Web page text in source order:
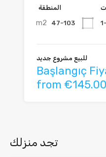
المنطقة
47-103
m2
للبيع مشروع جديد
Başlangıç
from
تجد منزلك